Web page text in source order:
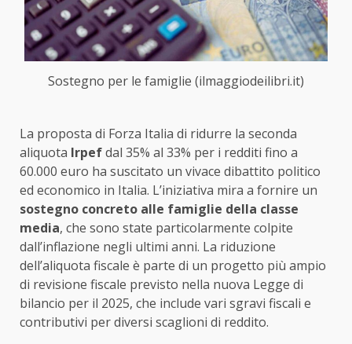
Sostegno per le famiglie (ilmaggiodeilibri.it)
La proposta di Forza Italia di ridurre la seconda
aliquota Irpefdal 35% al 33% per i redditi fino a
60.000 euro ha suscitato un vivace dibattito politico
ed economico in Italia. L’iniziativa mira a fornire un
sostegno concreto alle famiglie della classe
media, che sono state particolarmente colpite
dall’inflazione negli ultimi anni. La riduzione
dell’aliquota fiscale è parte di un progetto più ampio
di revisione fiscale previsto nella nuova Legge di
bilancio per il 2025, che include vari sgravi fiscali e
contributivi per diversi scaglioni di reddito.